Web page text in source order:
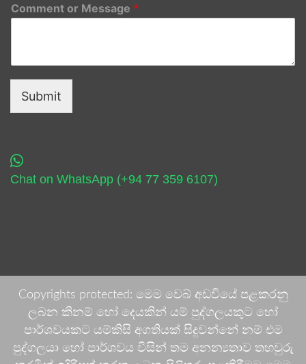
Comment or Message *
Submit
Chat on WhatsApp (+94 77 359 6107)
Copyrights protected: මෙම වෙබ් අඩවියේ පළකරනු
ලබන කිනම් හෝ දෙයකින් යම් පුද්ගලයකුට හෝ
පාර්ශවයකට යම්කිසි අගතියක් සිදුවන්නේ නම් එම
පුද්ගලයා හෝ පාර්ශවය විසින් තම අනන්‍යතාව තහවුරු